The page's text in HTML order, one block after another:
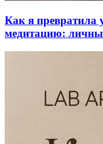
Как я превратила
медитацию: